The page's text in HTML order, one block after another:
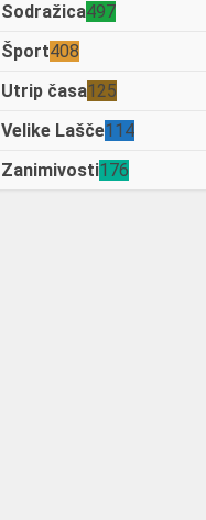
Sodražica497
Šport408
Utrip časa125
Velike Lašče114
Zanimivosti176